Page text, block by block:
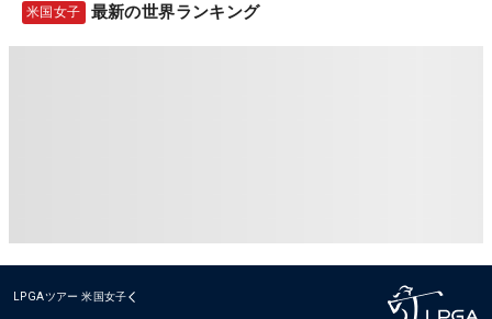
米国女子 最新の世界ランキング
LPGAツアー 米国女子